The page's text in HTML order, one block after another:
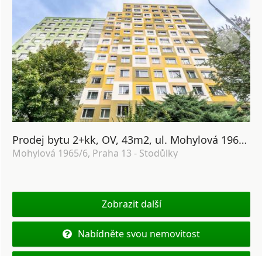
Prodej bytu 2+kk, OV, 43m2, ul. Mohylová 1965/6, Praha 13 - Stodůlky
Mohylová 1965/6, Praha 13 - Stodůlky
Zobrazit další
Nabídněte svou nemovitost